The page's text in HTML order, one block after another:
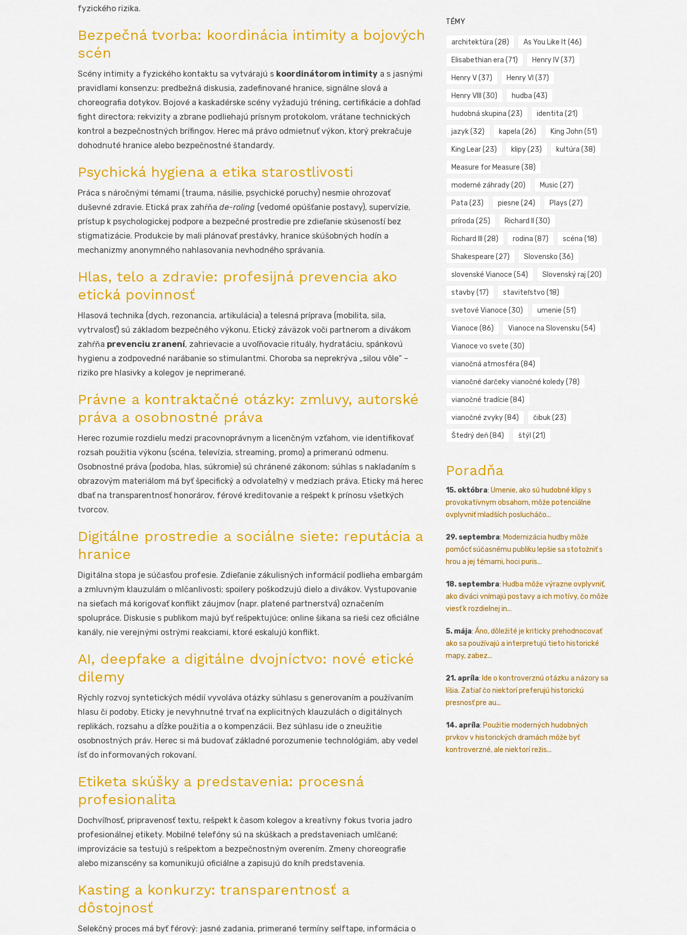
fyzického rizika.
Bezpečná tvorba: koordinácia intimity a bojových
scén
Scény intimity a fyzického kontaktu sa vytvárajú s koordinátorom intimity a s jasnými
pravidlami konsenzu: predbežná diskusia, zadefinované hranice, signálne slová a
choreografia dotykov. Bojové a kaskadérske scény vyžadujú tréning, certifikácie a dohľad
fight directora; rekvizity a zbrane podliehajú prísnym protokolom, vrátane technických
kontrol a bezpečnostných brífingov. Herec má právo odmietnuť výkon, ktorý prekračuje
dohodnuté hranice alebo bezpečnostné štandardy.
Psychická hygiena a etika starostlivosti
Práca s náročnými témami (trauma, násilie, psychické poruchy) nesmie ohrozovať
duševné zdravie. Etická prax zahŕňa de-roling (vedomé opúšťanie postavy), supervízie,
prístup k psychologickej podpore a bezpečné prostredie pre zdieľanie skúseností bez
stigmatizácie. Produkcie by mali plánovať prestávky, hranice skúšobných hodín a
mechanizmy anonymného nahlasovania nevhodného správania.
Hlas, telo a zdravie: profesijná prevencia ako
etická povinnosť
Hlasová technika (dych, rezonancia, artikulácia) a telesná príprava (mobilita, sila,
vytrvalosť) sú základom bezpečného výkonu. Etický záväzok voči partnerom a divákom
zahŕňa prevenciu zranení, zahrievacie a uvoľňovacie rituály, hydratáciu, spánkovú
hygienu a zodpovedné narábanie so stimulantmi. Choroba sa neprekrýva „silou vôle“ –
riziko pre hlasivky a kolegov je neprimerané.
Právne a kontraktačné otázky: zmluvy, autorské
práva a osobnostné práva
Herec rozumie rozdielu medzi pracovnoprávnym a licenčným vzťahom, vie identifikovať
rozsah použitia výkonu (scéna, televízia, streaming, promo) a primeranú odmenu.
Osobnostné práva (podoba, hlas, súkromie) sú chránené zákonom; súhlas s nakladaním s
obrazovým materiálom má byť špecifický a odvolateľný v medziach práva. Eticky má herec
dbať na transparentnosť honorárov, férové kreditovanie a rešpekt k prínosu všetkých
tvorcov.
Digitálne prostredie a sociálne siete: reputácia a
hranice
Digitálna stopa je súčasťou profesie. Zdieľanie zákulisných informácií podlieha embargám
a zmluvným klauzulám o mlčanlivosti; spoilery poškodzujú dielo a divákov. Vystupovanie
na sieťach má korigovať konflikt záujmov (napr. platené partnerstvá) označením
spolupráce. Diskusie s publikom majú byť rešpektujúce; online šikana sa rieši cez oficiálne
kanály, nie verejnými ostrými reakciami, ktoré eskalujú konflikt.
AI, deepfake a digitálne dvojníctvo: nové etické
dilemy
Rýchly rozvoj syntetických médií vyvoláva otázky súhlasu s generovaním a používaním
hlasu či podoby. Eticky je nevyhnutné trvať na explicitných klauzulách o digitálnych
replikách, rozsahu a dĺžke použitia a o kompenzácii. Bez súhlasu ide o zneužitie
osobnostných práv. Herec si má budovať základné porozumenie technológiám, aby vedel
ísť do informovaných rokovaní.
Etiketa skúšky a predstavenia: procesná
profesionalita
Dochvíľnosť, pripravenosť textu, rešpekt k časom kolegov a kreatívny fokus tvoria jadro
profesionálnej etikety. Mobilné telefóny sú na skúškach a predstaveniach umlčané;
improvizácie sa testujú s rešpektom a bezpečnostným overením. Zmeny choreografie
alebo mizanscény sa komunikujú oficiálne a zapisujú do kníh predstavenia.
Kasting a konkurzy: transparentnosť a
dôstojnosť
Selekčný proces má byť férový: jasné zadania, primerané termíny selftape, informácia o
TÉMY
architektúra (28) As You Like It (46)
Elisabethian era (71) Henry IV(37)
Henry V(37) Henry VI (37)
Henry VIII (30) hudba (43)
hudobná skupina (23) identita (21)
jazyk(32) kapela (26) King John (51)
King Lear(23) klipy(23) kultúra (38)
Measure for Measure (38)
moderné záhrady(20) Music (27)
Pata (23) piesne (24) Plays (27)
príroda (25) Richard II (30)
Richard III (28) rodina (87) scéna (18)
Shakespeare (27) Slovensko (36)
slovenské Vianoce (54) Slovenský raj (20)
stavby(17) staviteľstvo (18)
svetové Vianoce (30) umenie (51)
Vianoce (86) Vianoce na Slovensku (54)
Vianoce vo svete (30)
vianočná atmosféra (84)
vianočné darčeky vianočné koledy(78)
vianočné tradície (84)
vianočné zvyky(84) čibuk(23)
Štedrý deň(84) štýl (21)
Poradňa
15. októbra: Umenie, ako sú hudobné klipy s
provokatívnym obsahom, môže potenciálne
ovplyvniť mladších poslucháčo...
29. septembra: Modernizácia hudby môže
pomôcť súčasnému publiku lepšie sa stotožniť s
hrou a jej témami, hoci puris...
18. septembra: Hudba môže výrazne ovplyvniť,
ako diváci vnímajú postavy a ich motívy, čo môže
viesť k rozdielnej in...
5. mája: Áno, dôležité je kriticky prehodnocovať
ako sa používajú a interpretujú tieto historické
mapy, zabez...
21. apríla: Ide o kontroverznú otázku a názory sa
líšia. Zatiaľ čo niektorí preferujú historickú
presnosť pre au...
14. apríla: Použitie moderných hudobných
prvkov v historických dramách môže byť
kontroverzné, ale niektorí režis...